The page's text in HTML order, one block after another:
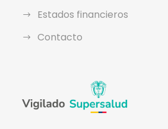
Estados financieros
Contacto